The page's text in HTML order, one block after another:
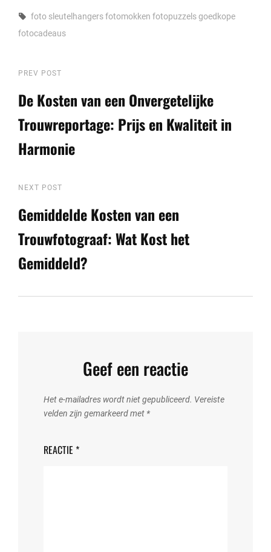
Tags,
foto sleutelhangersfotomokken fotopuzzelsgoedkope
fotocadeaus
Berichtnavigatie
Previous
Post
PREV POST
De Kosten van een Onvergetelijke
Trouwreportage: Prijs en Kwaliteit in
Harmonie
Next
Post
NEXT POST
Gemiddelde Kosten van een
Trouwfotograaf: Wat Kost het
Gemiddeld?
Geef een reactie
Het e-mailadres wordt niet gepubliceerd. Vereiste
velden zijn gemarkeerd met *
REACTIE *